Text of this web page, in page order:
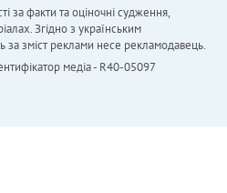
за факти та оціночні судження,
Згідно з українським
за зміст реклами несе рекламодавець.
медіа - R40-05097